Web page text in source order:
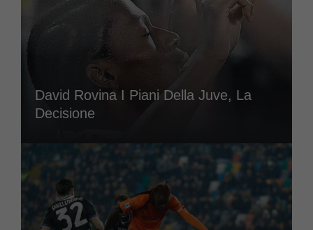
David Rovina I Piani Della Juve, La
Decisione